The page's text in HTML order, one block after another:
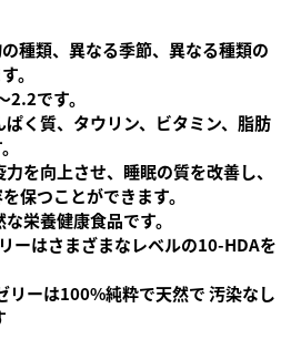
種類、異なる季節、異なる種類の
。
です。
く質、タウリン、ビタミン、脂肪
を向上させ、睡眠の質を改善し、
保つことができます。
栄養健康食品です。
ーはさまざまなレベルの10-HDAを
リーは100%純粋で天然で 汚染なし